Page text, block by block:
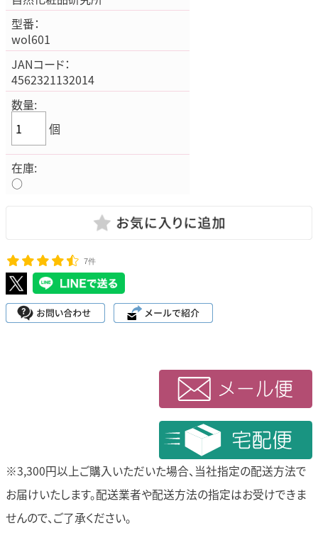
型番：
wol601
JANコード：
4562321132014
数量:
個
在庫:
○
7件
※3,300円以上ご購入いただいた場合、当社指定の配送方法で
お届けいたします。配送業者や配送方法の指定はお受けできま
せんので、ご了承ください。